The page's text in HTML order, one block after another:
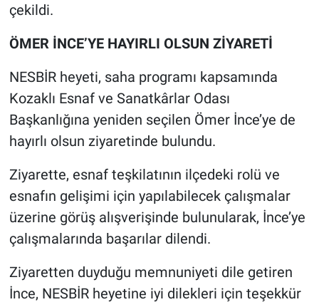
çekildi.
ÖMER İNCE’YE HAYIRLI OLSUN ZİYARETİ
NESBİR heyeti, saha programı kapsamında
Kozaklı Esnaf ve Sanatkârlar Odası
Başkanlığına yeniden seçilen Ömer İnce’ye de
hayırlı olsun ziyaretinde bulundu.
Ziyarette, esnaf teşkilatının ilçedeki rolü ve
esnafın gelişimi için yapılabilecek çalışmalar
üzerine görüş alışverişinde bulunularak, İnce’ye
çalışmalarında başarılar dilendi.
Ziyaretten duyduğu memnuniyeti dile getiren
İnce, NESBİR heyetine iyi dilekleri için teşekkür